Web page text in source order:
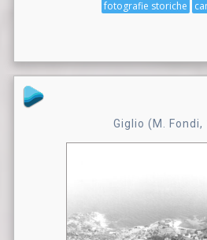
fotografie storiche
Giglio (M. Fondi,